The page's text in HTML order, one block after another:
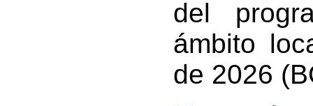
del
ámbito
de 2026